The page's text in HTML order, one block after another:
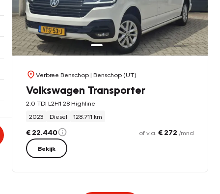
Verbree Benschop| Benschop (UT)
Volkswagen Transporter
2.0 TDI L2H1 28 Highline
2023
Diesel 128.711 km
€ 22.440 of v.a. € 272 /mnd
Bekijk